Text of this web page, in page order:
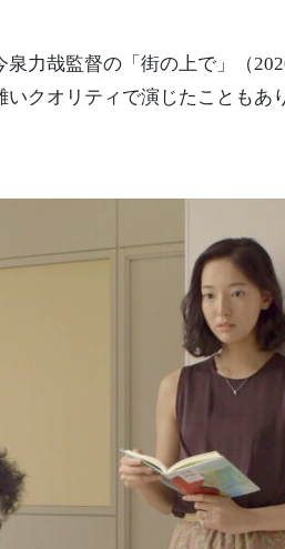
力哉監督の「街の上で」（
クオリティで演じたこともあ